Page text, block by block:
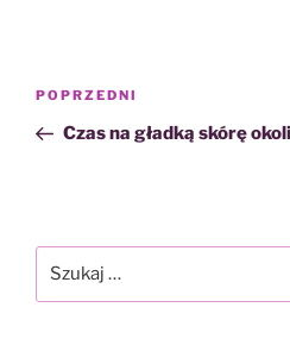
Nawigacja
Poprzedni
wpis
POPRZEDNI
Czas na gładką skórę